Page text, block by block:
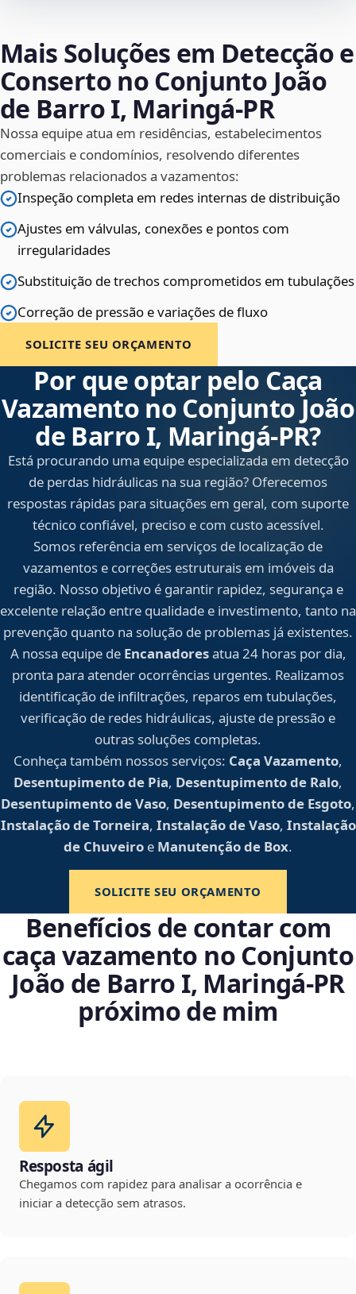
Mais Soluções em Detecção e
Conserto no Conjunto João
de Barro I, Maringá‑PR
Nossa equipe atua em residências, estabelecimentos
comerciais e condomínios, resolvendo diferentes
problemas relacionados a vazamentos:
Inspeção completa em redes internas de distribuição
Ajustes em válvulas, conexões e pontos com
irregularidades
Substituição de trechos comprometidos em tubulações
Correção de pressão e variações de fluxo
SOLICITE SEU ORÇAMENTO
Por que optar pelo Caça
Vazamento no Conjunto João
de Barro I, Maringá‑PR?
Está procurando uma equipe especializada em detecção
de perdas hidráulicas na sua região? Oferecemos
respostas rápidas para situações em geral, com suporte
técnico confiável, preciso e com custo acessível.
Somos referência em serviços de localização de
vazamentos e correções estruturais em imóveis da
região. Nosso objetivo é garantir rapidez, segurança e
excelente relação entre qualidade e investimento, tanto na
prevenção quanto na solução de problemas já existentes.
A nossa equipe de Encanadoresatua 24 horas por dia,
pronta para atender ocorrências urgentes. Realizamos
identificação de infiltrações, reparos em tubulações,
verificação de redes hidráulicas, ajuste de pressão e
outras soluções completas.
Conheça também nossos serviços: Caça Vazamento,
Desentupimento de Pia, Desentupimento de Ralo,
Desentupimento de Vaso, Desentupimento de Esgoto,
Instalação de Torneira, Instalação de Vaso, Instalação
de Chuveiro e Manutenção de Box.
SOLICITE SEU ORÇAMENTO
Benefícios de contar com
caça vazamento no Conjunto
João de Barro I, Maringá‑PR
próximo de mim
Resposta ágil
Chegamos com rapidez para analisar a ocorrência e
iniciar a detecção sem atrasos.